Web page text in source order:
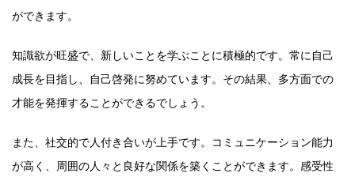
ができます。
知識欲が旺盛で、新しいことを学ぶことに積極的です。常に自己
成長を目指し、自己啓発に努めています。その結果、多方面での
才能を発揮することができるでしょう。
また、社交的で人付き合いが上手です。コミュニケーション能力
が高く、周囲の人々と良好な関係を築くことができます。感受性